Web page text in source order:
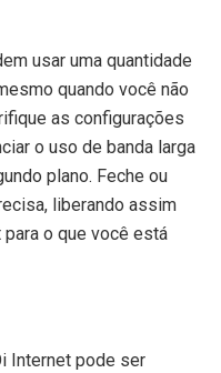
usar uma quantidade
quando você não
as configurações
o uso de banda larga
plano. Feche ou
liberando assim
o que você está
Internet pode ser